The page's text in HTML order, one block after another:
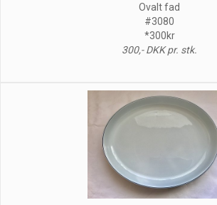
Ovalt fad
#3080
*300kr
300,- DKK pr. stk.